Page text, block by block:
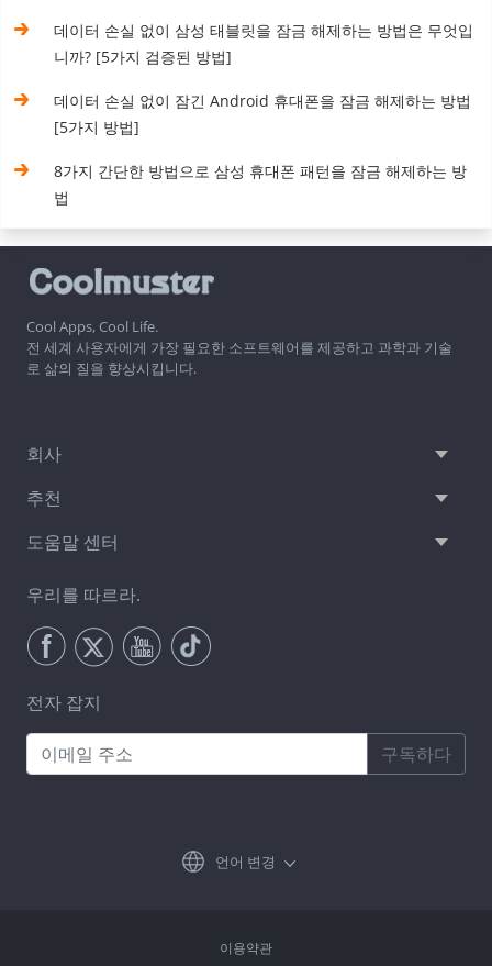
데이터 손실 없이 삼성 태블릿을 잠금 해제하는 방법은 무엇입
니까? [5가지 검증된 방법]
데이터 손실 없이 잠긴 Android 휴대폰을 잠금 해제하는 방법
[5가지 방법]
8가지 간단한 방법으로 삼성 휴대폰 패턴을 잠금 해제하는 방
법
Cool Apps, Cool Life.
전 세계 사용자에게 가장 필요한 소프트웨어를 제공하고 과학과 기술
로 삶의 질을 향상시킵니다.
회사
추천
도움말 센터
우리를 따르라.
전자 잡지
구독하다
언어 변경
이용약관